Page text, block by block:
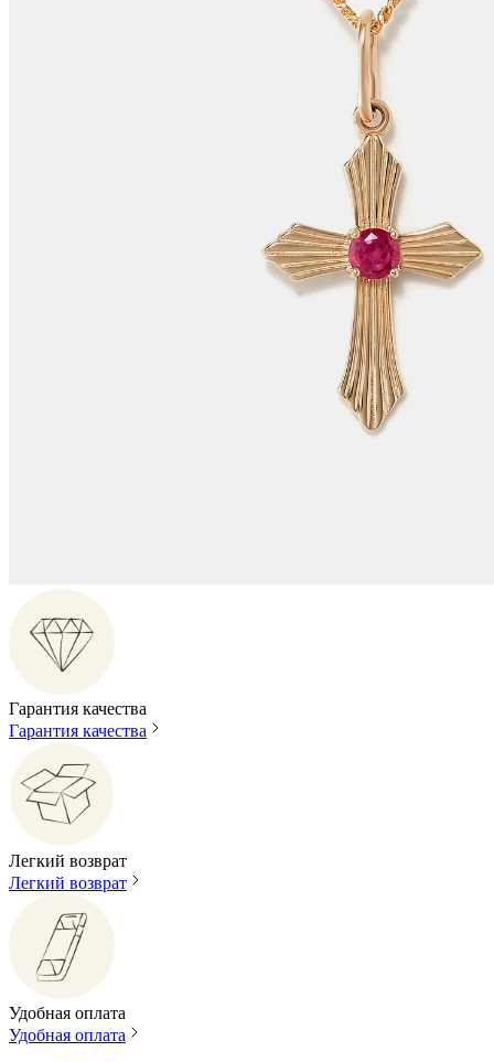
Гарантия качества
Гарантия качества
Легкий возврат
Легкий возврат
Удобная оплата
Удобная оплата